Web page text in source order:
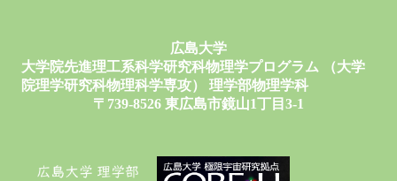
広島大学
大学院先進理工系科学研究科物理学プログラム （大学
院理学研究科物理科学専攻） 理学部物理学科
〒739-8526 東広島市鏡山1丁目3-1